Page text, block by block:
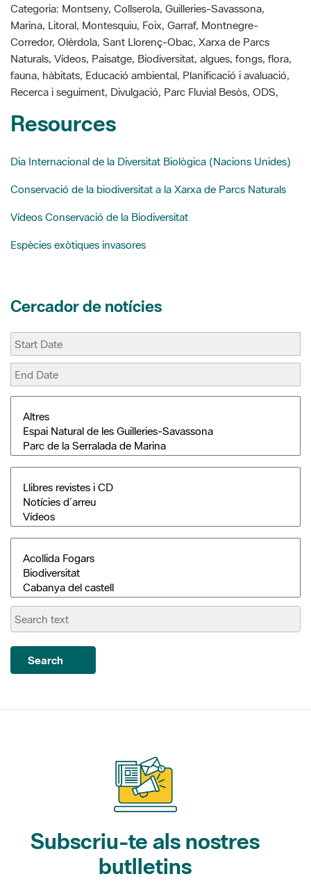
l
b
o
o
k
e
r
e
s
t
a
r
t
i
r
Categoria: Montseny, Collserola, Guilleries-Savassona,
Marina, Litoral, Montesquiu, Foix, Garraf, Montnegre-
Corredor, Olèrdola, Sant Llorenç-Obac, Xarxa de Parcs
Naturals, Vídeos, Paisatge, Biodiversitat, algues, fongs, flora,
fauna, hàbitats, Educació ambiental, Planificació i avaluació,
Recerca i seguiment, Divulgació, Parc Fluvial Besòs, ODS,
Resources
Dia Internacional de la Diversitat Biològica (Nacions Unides)
Conservació de la biodiversitat a la Xarxa de Parcs Naturals
Vídeos Conservació de la Biodiversitat
Espècies exòtiques invasores
Cercador de notícies
Search
Subscriu-te als nostres
butlletins